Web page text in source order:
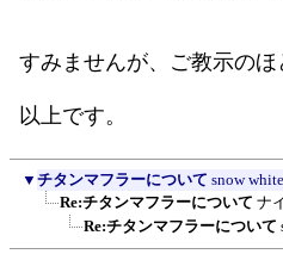
すみませんが、ご教示のほ
以上です。
▼ チタンマフラーについて snow
Re:チタンマフラーについて ナ
Re:チタンマフラーについて